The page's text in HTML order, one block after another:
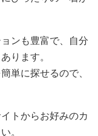
ンも豊富で、自分
ります。
単に探せるので、
トからお好みのカ
。